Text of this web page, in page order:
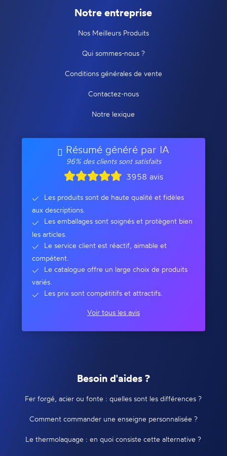
Notre entreprise
Nos Meilleurs Produits
Qui sommes-nous ?
Conditions générales de vente
Contactez-nous
Notre lexique
Résumé généré par IA
96% des clients sont satisfaits
3958 avis
Les produits sont de haute qualité et fidèles
aux descriptions.
Les emballages sont soignés et protègent bien
les articles.
Le service client est réactif, aimable et
compétent.
Le catalogue offre un large choix de produits
variés.
Les prix sont compétitifs et attractifs.
Voir tous les avis
Besoin d'aides ?
Fer forgé, acier ou fonte : quelles sont les différences ?
Comment commander une enseigne personnalisée ?
Le thermolaquage : en quoi consiste cette alternative ?